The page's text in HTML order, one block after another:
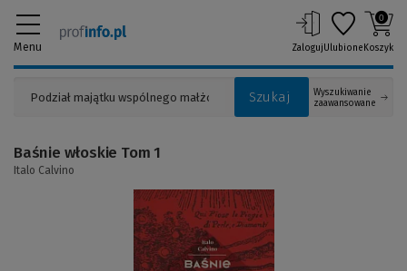
Menu
Szukaj
Wyszukiwanie
zaawansowane
ZalogujUlubione
0
Koszyk
do
innej
strony)
Baśnie włoskie Tom 1
Italo Calvino